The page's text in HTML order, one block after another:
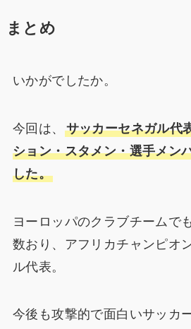
まとめ
いかがでしたか。
今回は、 サッカーセネガル代
ション・スタメン・選手メン
した。
ヨーロッパのクラブチームで
数おり、アフリカチャンピオ
ル代表。
今後も攻撃的で面白いサッカ